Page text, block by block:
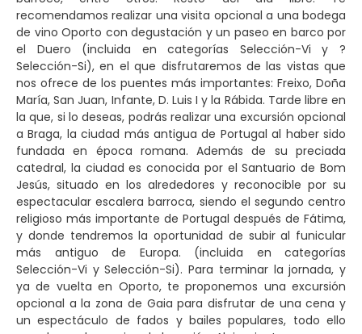
recomendamos realizar una visita opcional a una bodega
de vino Oporto con degustación y un paseo en barco por
el Duero (incluida en categorías Selección-Vi y ?
Selección-Si), en el que disfrutaremos de las vistas que
nos ofrece de los puentes más importantes: Freixo, Doña
María, San Juan, Infante, D. Luis I y la Rábida. Tarde libre en
la que, si lo deseas, podrás realizar una excursión opcional
a Braga, la ciudad más antigua de Portugal al haber sido
fundada en época romana. Además de su preciada
catedral, la ciudad es conocida por el Santuario de Bom
Jesús, situado en los alrededores y reconocible por su
espectacular escalera barroca, siendo el segundo centro
religioso más importante de Portugal después de Fátima,
y donde tendremos la oportunidad de subir al funicular
más antiguo de Europa. (incluida en categorías
Selección-Vi y Selección-Si). Para terminar la jornada, y
ya de vuelta en Oporto, te proponemos una excursión
opcional a la zona de Gaia para disfrutar de una cena y
un espectáculo de fados y bailes populares, todo ello